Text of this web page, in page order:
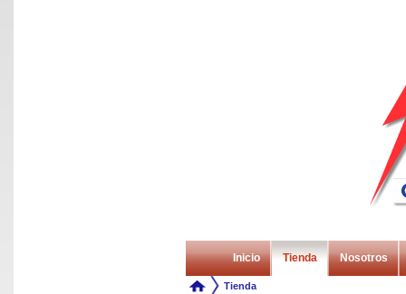
Inicio Tienda Nosotros
Tienda